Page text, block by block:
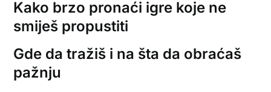
Kako brzo pronaći igre koje ne
smiješ propustiti
Gde da tražiš i na šta da obraćaš
pažnju